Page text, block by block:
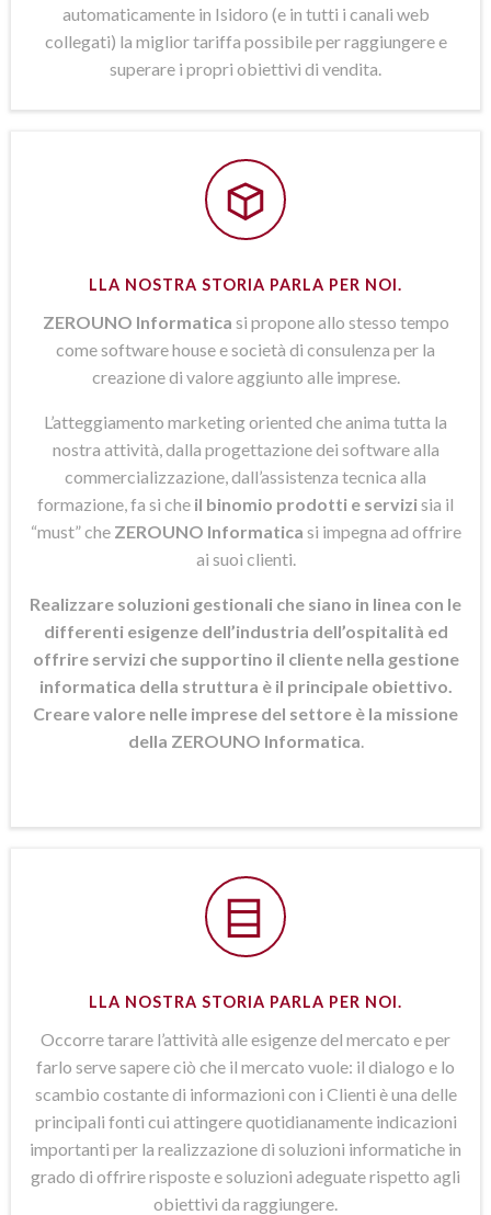
automaticamente in Isidoro (e in tutti i canali web
collegati) la miglior tariffa possibile per raggiungere e
superare i propri obiettivi di vendita.
LLA NOSTRA STORIA PARLA PER NOI.
ZEROUNO Informatica si propone allo stesso tempo
come software house e società di consulenza per la
creazione di valore aggiunto alle imprese.
L’atteggiamento marketing oriented che anima tutta la
nostra attività, dalla progettazione dei software alla
commercializzazione, dall’assistenza tecnica alla
formazione, fa si che il binomio prodotti e servizisia il
“must” che ZEROUNO Informatica si impegna ad offrire
ai suoi clienti.
Realizzare soluzioni gestionali che siano in linea con le
differenti esigenze dell’industria dell’ospitalità ed
offrire servizi che supportino il cliente nella gestione
informatica della struttura è il principale obiettivo.
Creare valore nelle imprese del settore è la missione
della ZEROUNO Informatica
LLA NOSTRA STORIA PARLA PER NOI.
Occorre tarare l’attività alle esigenze del mercato e per
farlo serve sapere ciò che il mercato vuole: il dialogo e lo
scambio costante di informazioni con i Clienti è una delle
principali fonti cui attingere quotidianamente indicazioni
importanti per la realizzazione di soluzioni informatiche in
grado di offrire risposte e soluzioni adeguate rispetto agli
obiettivi da raggiungere.